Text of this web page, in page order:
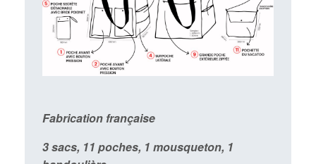
Fabrication française
3 sacs, 11 poches, 1 mousqueton, 1